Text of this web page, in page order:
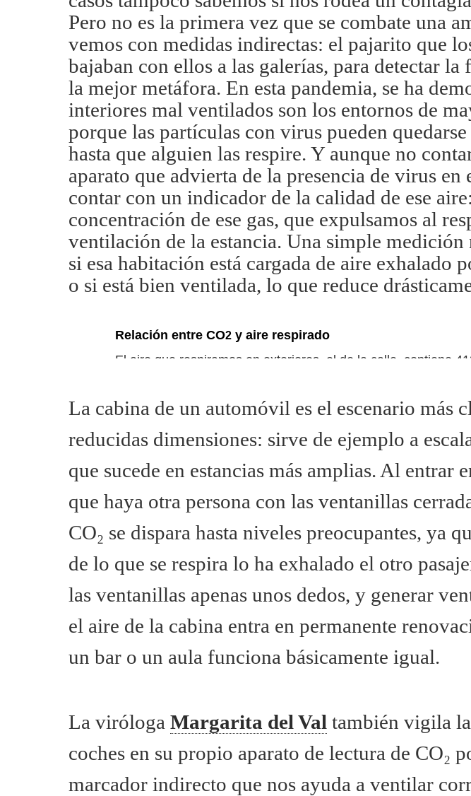
Pero no es la primera vez que se combate una
vemos con medidas indirectas: el pajarito que
bajaban con ellos a las galerías, para detectar la
la mejor metáfora. En esta pandemia, se ha
interiores mal ventilados son los entornos de
porque las partículas con virus pueden quedarse
hasta que alguien las respire. Y aunque no
aparato que advierta de la presencia de virus en
contar con un indicador de la calidad de ese
concentración de ese gas, que expulsamos al
ventilación de la estancia. Una simple medición
si esa habitación está cargada de aire exhalado
o si está bien ventilada, lo que reduce
Relación entre CO2 y aire respirado
El aire que respiramos en exteriores, el de la calle, contiene
sido respirado por nadie.
Exterior
CO
600 ppm 700 ppm
Aire que ya ha
Riesgo asumible*
Aire que ya ha
5.000
2.000
4,0%
1.000
1,5%
La cabina de un automóvil es el escenario más
reducidas dimensiones: sirve de ejemplo a
que sucede en estancias más amplias. Al entrar
que haya otra persona con las ventanillas
CO₂ se dispara hasta niveles preocupantes, ya
de lo que se respira lo ha exhalado el otro
las ventanillas apenas unos dedos, y generar
el aire de la cabina entra en permanente
un bar o un aula funciona básicamente igual.
La viróloga Margarita del Val también vigila
coches en su propio aparato de lectura de CO₂
marcador indirecto que nos ayuda a ventilar